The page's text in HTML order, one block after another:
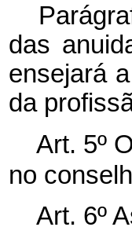
das
ensejará
da
Art. 5º
no
Art. 6º